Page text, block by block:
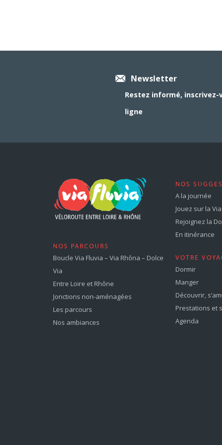
Newsletter
Restez informé,
ligne
NOS PARCOURS
Boucle Via Fluvia – Via Rhôna – Dolce
Via
Entre Loire et Rhône
Jonctions non-aménagées
Les parcours
Nos ambiances
NOS
A la journée
Jouez sur la
Rejoignez la
En itinérance
VOTRE
Dormir
Manger
Découvrir,
Prestations et
Agenda